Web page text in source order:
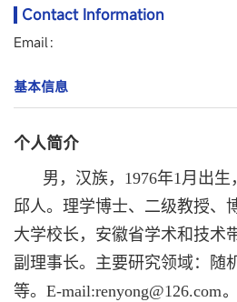
Contact Information
Email：
基本信息
个人简介
男，汉族，1976年1月出
邱人。理学博士、二级教授、
大学校长，安徽省学术和技术
副理事长。主要研究领域：随
等。 E-mail:renyong@126.com。